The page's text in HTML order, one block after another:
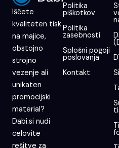
Iščete
kvaliteten tisk
na majice,
obstojno
strojno
vezenje ali
unikaten
promocijski
material?
Dabi.si nudi
celovite
rešitve za
Politika
piškotkov
Politika
zasebnosti
Splošni pogoji
poslovanja
Kontakt